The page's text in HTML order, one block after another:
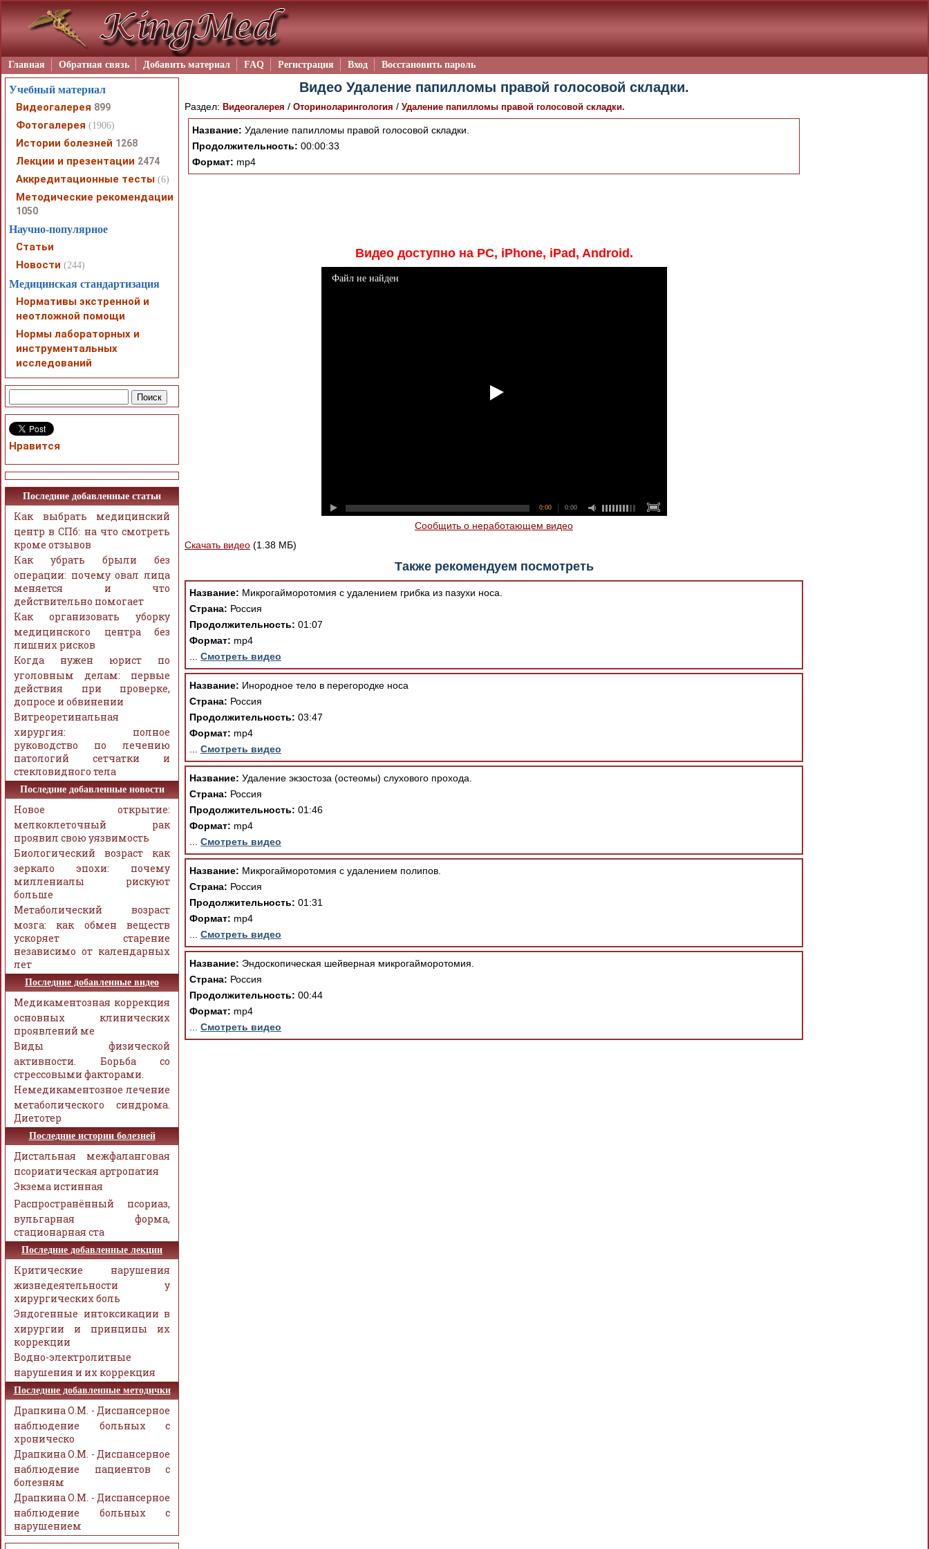
Главная Обратная связь Добавить материал FAQ Регистрация Вход Восстановить пароль
Видео Удаление папилломы правой голосовой складки.
Раздел: Видеогалерея / Оториноларингология / Удаление папилломы правой голосовой складки.
Название: Удаление папилломы правой голосовой складки.
Продолжительность: 00:00:33
Формат: mp4
Видео доступно на PC, iPhone, iPad, Android.
Файл не найден
0:00 0:00
Сообщить о неработающем видео
Скачать видео (1.38 МБ)
Также рекомендуем посмотреть
Название: Микрогайморотомия с удалением грибка из пазухи носа.
Страна: Россия
Продолжительность: 01:07
Формат: mp4
Смотреть видео
Название: Инородное тело в перегородке носа
Страна: Россия
Продолжительность: 03:47
Формат: mp4
Смотреть видео
Название: Удаление экзостоза (остеомы) слухового прохода.
Страна: Россия
Продолжительность: 01:46
Формат: mp4
Смотреть видео
Название: Микрогайморотомия с удалением полипов.
Страна: Россия
Продолжительность: 01:31
Формат: mp4
Смотреть видео
Название: Эндоскопическая шейверная микрогайморотомия.
Страна: Россия
Продолжительность: 00:44
Формат: mp4
Смотреть видео
Учебный материал
Видеогалерея 899
Фотогалерея (1906)
Истории болезней 1268
Лекции и презентации 2474
Аккредитационные тесты (6)
Методические рекомендации
1050
Научно-популярное
Статьи
Новости (244)
Медицинская стандартизация
Нормативы экстренной и
неотложной помощи
Нормы лабораторных и
инструментальных
исследований
Нравится
Последние добавленные статьи
Как выбрать медицинский
центр в СПб: на что смотреть
кроме отзывов
Как убрать брыли без
операции: почему овал лица
меняется и что
действительно помогает
Как организовать уборку
медицинского центра без
лишних рисков
Когда нужен юрист по
уголовным делам: первые
действия при проверке,
допросе и обвинении
Витреоретинальная
хирургия: полное
руководство по лечению
патологий сетчатки и
стекловидного тела
Последние добавленные новости
Новое открытие:
мелкоклеточный рак
проявил свою уязвимость
Биологический возраст как
зеркало эпохи: почему
миллениалы рискуют
больше
Метаболический возраст
мозга: как обмен веществ
ускоряет старение
независимо от календарных
лет
Последние добавленные видео
Медикаментозная коррекция
основных клинических
проявлений ме
Виды физической
активности. Борьба со
стрессовыми факторами.
Немедикаментозное лечение
метаболического синдрома.
Диетотер
Последние истории болезней
Дистальная межфаланговая
псориатическая артропатия
Экзема истинная
Распространённый псориаз,
вульгарная форма,
стационарная ста
Последние добавленные лекции
Критические нарушения
жизнедеятельности у
хирургических боль
Эндогенные интоксикации в
хирургии и принципы их
коррекции
Водно-электролитные
нарушения и их коррекция
Последние добавленные методички
Драпкина О.М. - Диспансерное
наблюдение больных с
хроническо
Драпкина О.М. - Диспансерное
наблюдение пациентов с
болезням
Драпкина О.М. - Диспансерное
наблюдение больных с
нарушением